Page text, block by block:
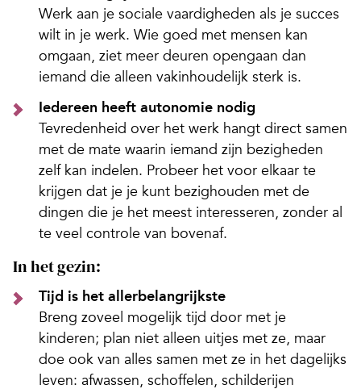
Werk aan je sociale vaardigheden als je succes
wilt in je werk. Wie goed met mensen kan
omgaan, ziet meer deuren opengaan dan
iemand die alleen vakinhoudelijk sterk is.
Iedereen heeft autonomie nodig
Tevredenheid over het werk hangt direct samen
met de mate waarin iemand zijn bezigheden
zelf kan indelen. Probeer het voor elkaar te
krijgen dat je je kunt bezighouden met de
dingen die je het meest interesseren, zonder al
te veel controle van bovenaf.
In het gezin:
Tijd is het allerbelangrijkste
Breng zoveel mogelijk tijd door met je
kinderen; plan niet alleen uitjes met ze, maar
doe ook van alles samen met ze in het dagelijks
leven: afwassen, schoffelen, schilderijen